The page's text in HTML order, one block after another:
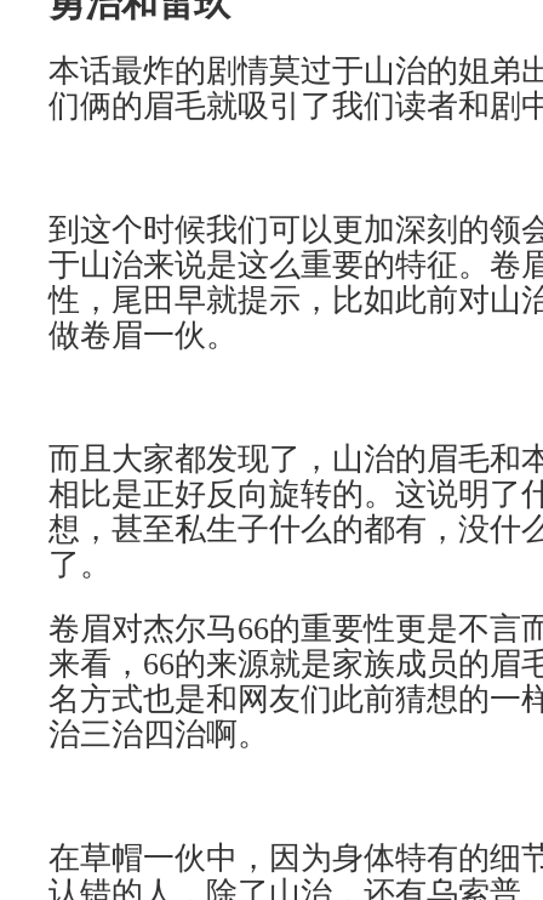
本话最炸的剧情莫过于山治的姐弟
们俩的眉毛就吸引了我们读者和剧
到这个时候我们可以更加深刻的领
于山治来说是这么重要的特征。卷
性，尾田早就提示，比如此前对山
做卷眉一伙。
而且大家都发现了，山治的眉毛和
相比是正好反向旋转的。这说明了
想，甚至私生子什么的都有，没什
了。
卷眉对杰尔马66的重要性更是不言
来看，66的来源就是家族成员的眉
名方式也是和网友们此前猜想的一
治三治四治啊。
在草帽一伙中，因为身体特有的细